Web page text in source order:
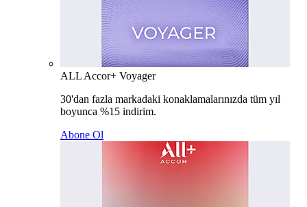
ALL Accor+ Voyager
30'dan fazla markadaki konaklamalarınızda tüm yıl
boyunca %15 indirim.
Abone Ol